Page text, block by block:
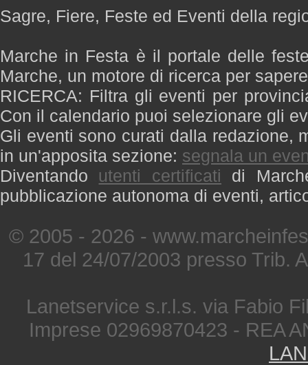
Sagre, Fiere, Feste ed Eventi della
Marche in Festa è il portale delle
Marche, un motore di ricerca per
RICERCA: Filtra gli eventi per
Con il calendario puoi selezionare gli
Gli eventi sono curati dalla redazione,
in un'apposita sezione: segnala un
Diventando utenti certificati di
pubblicazione autonoma di eventi,
© 2005 - 2026 -
17 del 24/07/2003 presso Trib.
Lanetservice s.r.l.s. via Fabio
Imprese 02969870423 - REA